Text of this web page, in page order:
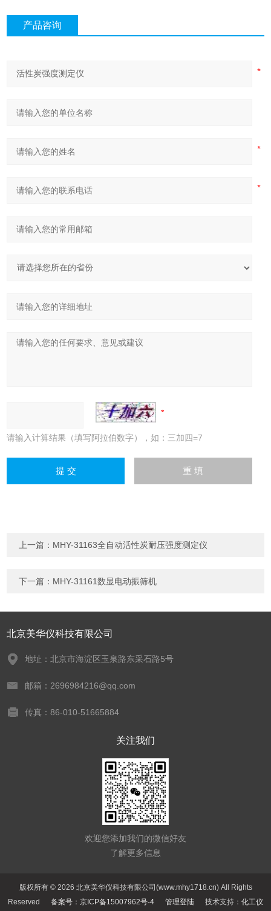
产品咨询
请输入计算结果（填写阿拉伯数字），如：三加四=7
上一篇： MHY-31163全自动活性炭耐压强度测定仪
下一篇： MHY-31161数显电动振筛机
北京美华仪科技有限公司
地址：北京市海淀区玉泉路东采石路5号
邮箱：2696984216@qq.com
传真：86-010-51665884
关注我们
欢迎您添加我们的微信好友
了解更多信息
版权所有 © 2026 北京美华仪科技有限公司(www.mhy1718.cn) All Rights
Reserved 备案号：京ICP备15007962号-4 管理登陆 技术支持： 化工仪